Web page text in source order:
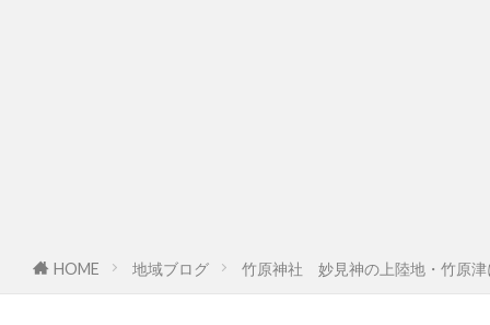
HOME 地域ブログ 竹原神社 妙見神の上陸地・竹原津